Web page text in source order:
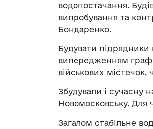
водопостачання.
випробування та
Бондаренко.
Будувати підрядники
випередженням
військових
Збудували і сучасну
Новомосковську. Для
Загалом стабільне